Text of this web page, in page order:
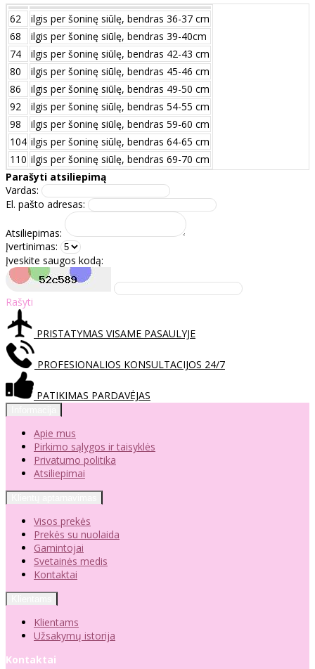
62
ilgis per šoninę siūlę, bendras 36-37 cm
68
ilgis per šoninę siūlę, bendras 39-40cm
74
ilgis per šoninę siūlę, bendras 42-43 cm
80
ilgis per šoninę siūlę, bendras 45-46 cm
86
ilgis per šoninę siūlę, bendras 49-50 cm
92
ilgis per šoninę siūlę, bendras 54-55 cm
98
ilgis per šoninę siūlę, bendras 59-60 cm
104 ilgis per šoninę siūlę, bendras 64-65 cm
110 ilgis per šoninę siūlę, bendras 69-70 cm
Parašyti atsiliepimą
Vardas:
El. pašto adresas:
Atsiliepimas:
Įvertinimas:
Įveskite saugos kodą:
Rašyti
PRISTATYMAS VISAME PASAULYJE
PROFESIONALIOS KONSULTACIJOS 24/7
PATIKIMAS PARDAVĖJAS
Apie mus
Pirkimo sąlygos ir taisyklės
Privatumo politika
Atsiliepimai
Visos prekės
Prekės su nuolaida
Gamintojai
Svetainės medis
Kontaktai
Klientams
Užsakymų istorija
Kontaktai